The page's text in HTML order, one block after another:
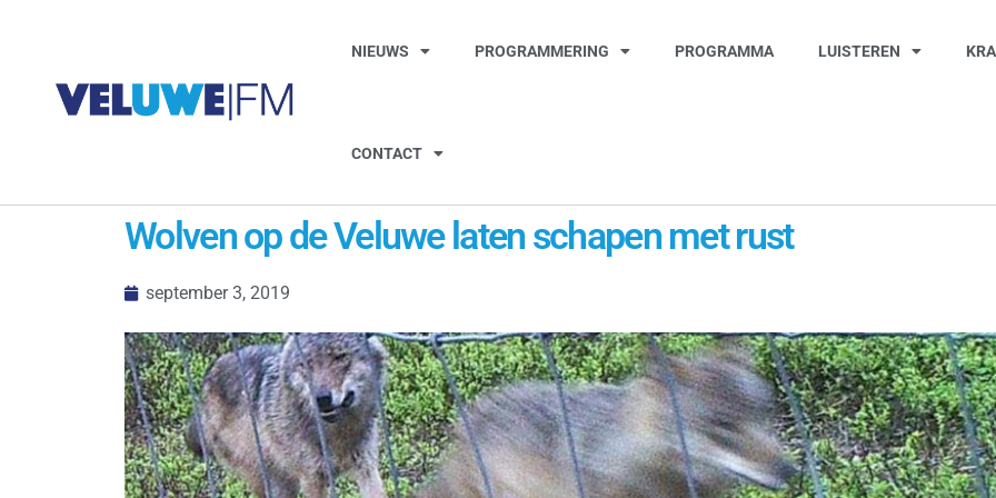
NIEUWS PROGRAMMERING PROGRAMMA LUISTEREN
CONTACT
Wolven op de Veluwe laten schapen met rust
september 3, 2019